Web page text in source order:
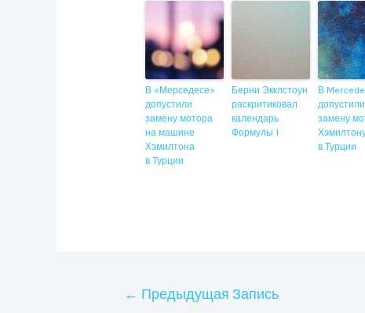
В «Мерседесе»
допустили
замену мотора
на машине
Хэмилтона
в Турции
Берни Экклстоун
раскритиковал
календарь
Формулы 1
В
допустили
замену
в Турции
Навигация
← Предыдущая Запись